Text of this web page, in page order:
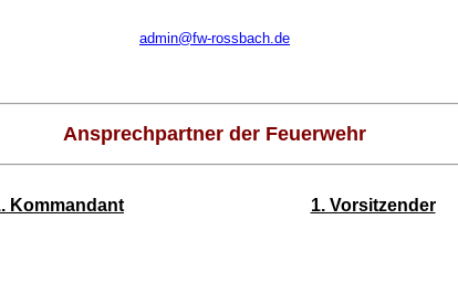
admin@fw-rossbach.de
Ansprechpartner der Feuerwehr
Kommandant 1. Vorsitzender